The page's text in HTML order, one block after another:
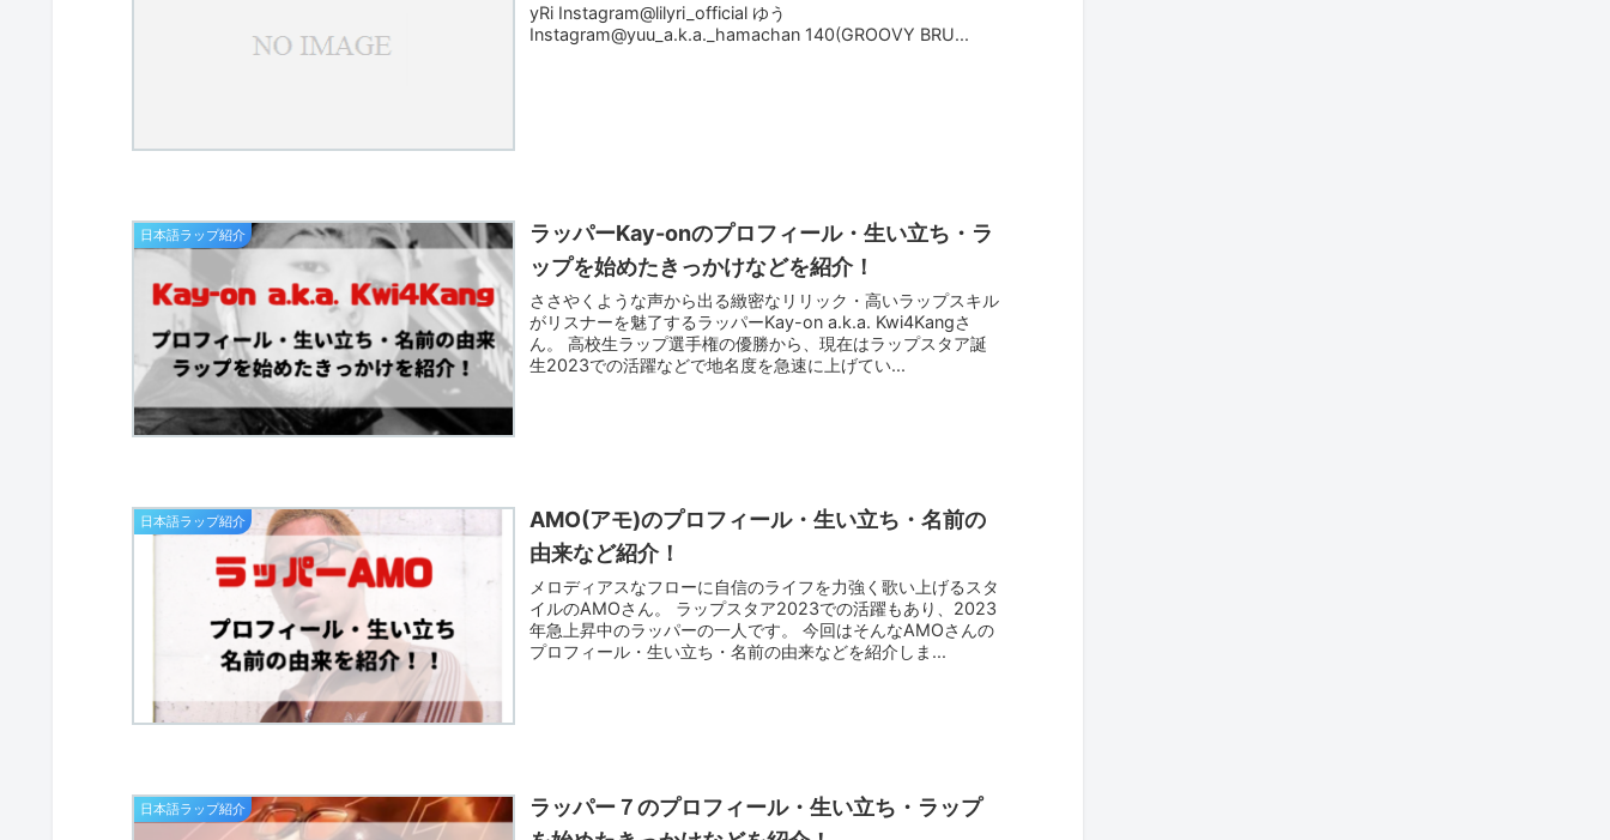
yRi Instagram@lilyri_official ゆう
Instagram@yuu_a.k.a._hamachan 140(GROOVY BRU...
日本語ラップ紹介
ラッパーKay-onのプロフィール・生い立ち・ラ
ップを始めたきっかけなどを紹介！
ささやくような声から出る緻密なリリック・高いラップスキル
がリスナーを魅了するラッパーKay-on a.k.a. Kwi4Kangさ
ん。 高校生ラップ選手権の優勝から、現在はラップスタア誕
生2023での活躍などで地名度を急速に上げてい...
日本語ラップ紹介
AMO(アモ)のプロフィール・生い立ち・名前の
由来など紹介！
メロディアスなフローに自信のライフを力強く歌い上げるスタ
イルのAMOさん。 ラップスタア2023での活躍もあり、2023
年急上昇中のラッパーの一人です。 今回はそんなAMOさんの
プロフィール・生い立ち・名前の由来などを紹介しま...
日本語ラップ紹介
ラッパー７のプロフィール・生い立ち・ラップ